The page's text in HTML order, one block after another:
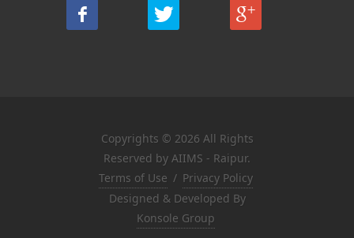
Copyrights © 2026 All Rights
Reserved by AIIMS - Raipur.
Terms of Use / Privacy Policy
Designed & Developed By
Konsole Group